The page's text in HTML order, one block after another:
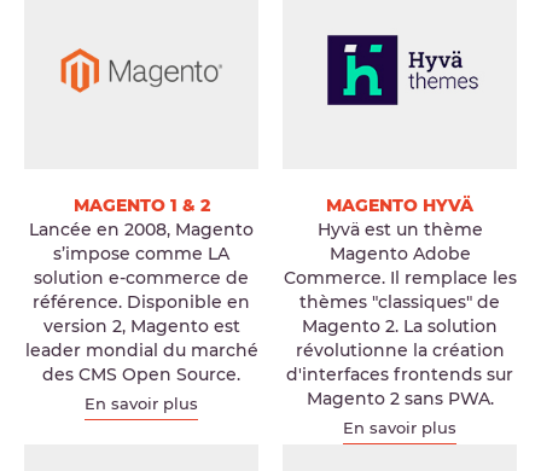
MAGENTO 1 & 2
Lancée en 2008, Magento
s’impose comme LA
solution e-commerce de
référence. Disponible en
version 2, Magento est
leader mondial du marché
des CMS Open Source.
En savoir plus
MAGENTO HYVÄ
Hyvä est un thème
Magento Adobe
Commerce. Il remplace les
thèmes "classiques" de
Magento 2. La solution
révolutionne la création
d'interfaces frontends sur
Magento 2 sans PWA.
En savoir plus